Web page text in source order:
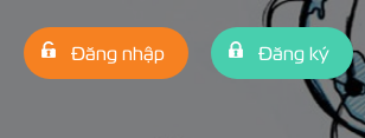
Đăng nhập Đăng ký